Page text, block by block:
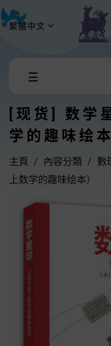
繁體中文
Toggle
☰
[现货] 数学
学的趣味绘本
主頁 內容分類 數
上数学的趣味绘本）